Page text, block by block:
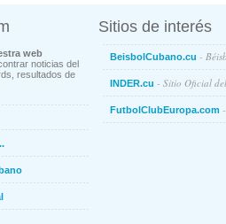
web
noticias del
resultados de
Sitios de interés
BeisbolCubano.cu -
INDER.cu - Sitio Oficial
FutbolClubEuropa.com